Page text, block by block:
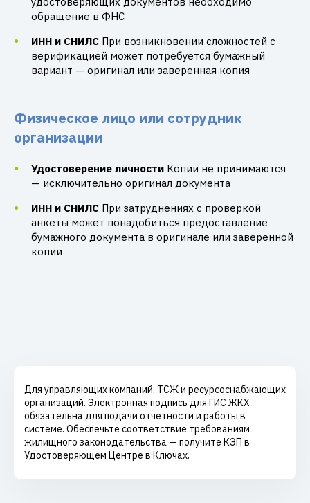
обращение в ФНС
ИНН и СНИЛС При возникновении сложностей с
верификацией может потребуется бумажный
вариант — оригинал или заверенная копия
Физическое лицо или сотрудник
организации
Удостоверение личности Копии не принимаются
— исключительно оригинал документа
ИНН и СНИЛС При затруднениях с проверкой
анкеты может понадобиться предоставление
бумажного документа в оригинале или заверенной
копии
Для управляющих компаний, ТСЖ и ресурсоснабжающих
организаций. Электронная подпись для ГИС ЖКХ
обязательна для подачи отчетности и работы в
системе. Обеспечьте соответствие требованиям
жилищного законодательства — получите КЭП в
Удостоверяющем Центре в Ключах.